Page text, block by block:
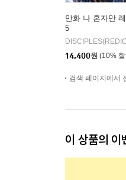
만화 나 혼자만
5
14,400원 (10%
검색 페이지에서
이 상품의 이